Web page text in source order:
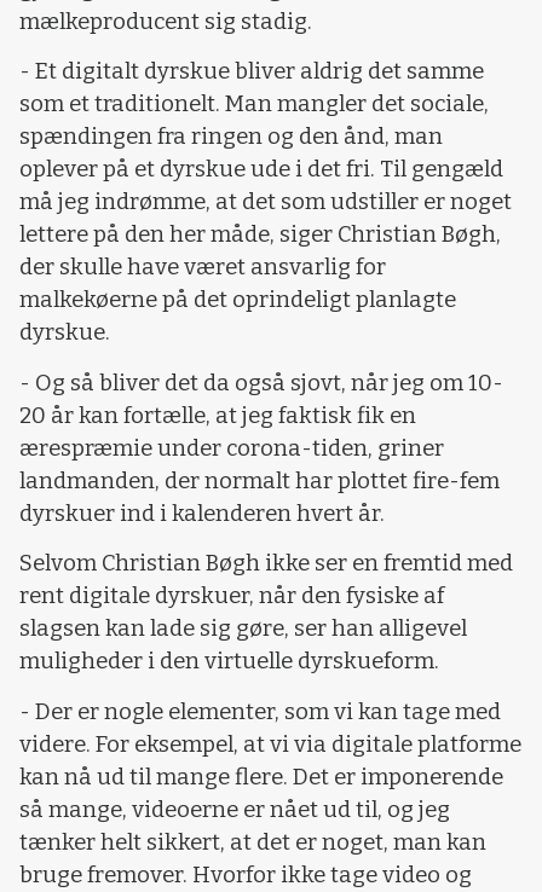
mælkeproducent sig stadig.
- Et digitalt dyrskue bliver aldrig det samme
som et traditionelt. Man mangler det sociale,
spændingen fra ringen og den ånd, man
oplever på et dyrskue ude i det fri. Til gengæld
må jeg indrømme, at det som udstiller er noget
lettere på den her måde, siger Christian Bøgh,
der skulle have været ansvarlig for
malkekøerne på det oprindeligt planlagte
dyrskue.
- Og så bliver det da også sjovt, når jeg om 10-
20 år kan fortælle, at jeg faktisk fik en
ærespræmie under corona-tiden, griner
landmanden, der normalt har plottet fire-fem
dyrskuer ind i kalenderen hvert år.
Selvom Christian Bøgh ikke ser en fremtid med
rent digitale dyrskuer, når den fysiske af
slagsen kan lade sig gøre, ser han alligevel
muligheder i den virtuelle dyrskueform.
- Der er nogle elementer, som vi kan tage med
videre. For eksempel, at vi via digitale platforme
kan nå ud til mange flere. Det er imponerende
så mange, videoerne er nået ud til, og jeg
tænker helt sikkert, at det er noget, man kan
bruge fremover. Hvorfor ikke tage video og